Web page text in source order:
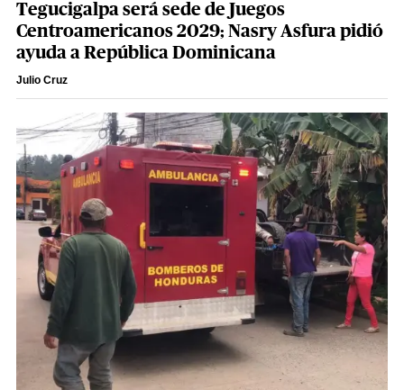
Tegucigalpa será sede de Juegos
Centroamericanos 2029; Nasry Asfura pidió
ayuda a República Dominicana
Julio Cruz